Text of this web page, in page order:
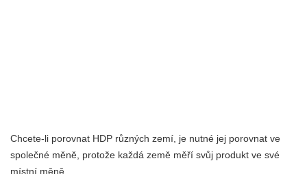
Chcete-li porovnat HDP různých zemí, je nutné jej porovnat ve
společné měně, protože každá země měří svůj produkt ve své
místní měně.